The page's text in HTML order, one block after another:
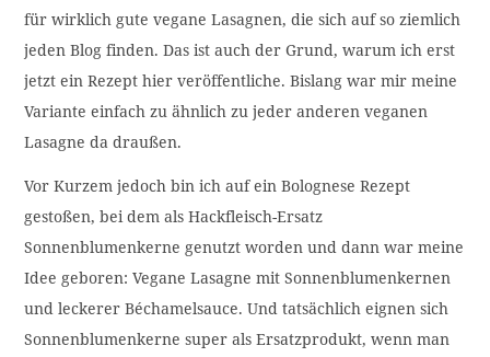
für wirklich gute vegane Lasagnen, die sich auf so ziemlich
jeden Blog finden. Das ist auch der Grund, warum ich erst
jetzt ein Rezept hier veröffentliche. Bislang war mir meine
Variante einfach zu ähnlich zu jeder anderen veganen
Lasagne da draußen.
Vor Kurzem jedoch bin ich auf ein Bolognese Rezept
gestoßen, bei dem als Hackfleisch-Ersatz
Sonnenblumenkerne genutzt worden und dann war meine
Idee geboren: Vegane Lasagne mit Sonnenblumenkernen
und leckerer Béchamelsauce. Und tatsächlich eignen sich
Sonnenblumenkerne super als Ersatzprodukt, wenn man